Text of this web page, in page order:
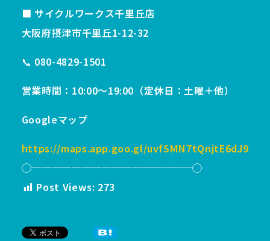
■ サイクルワークス千里丘店
大阪府摂津市千里丘1-12-32
📞 080-4829-1501
営業時間：10:00〜19:00（定休日：土曜＋他）
Googleマップ
https://maps.app.goo.gl/uvfSMN7tQnjtE6dJ9
◯────────────────◯
Post Views: 273